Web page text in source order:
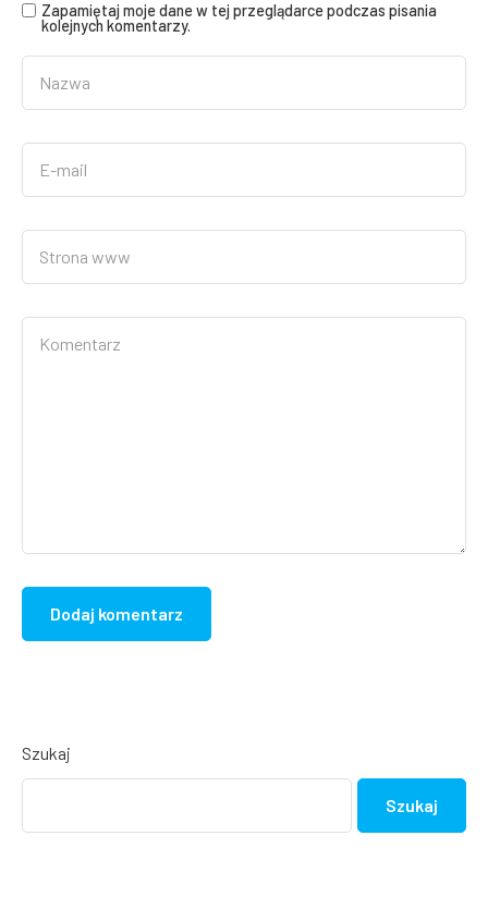
Zapamiętaj moje dane w tej przeglądarce podczas pisania
kolejnych komentarzy.
Szukaj
Szukaj